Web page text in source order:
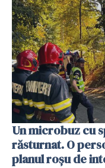
Un microbuz cu
răsturnat. O
planul roșu de